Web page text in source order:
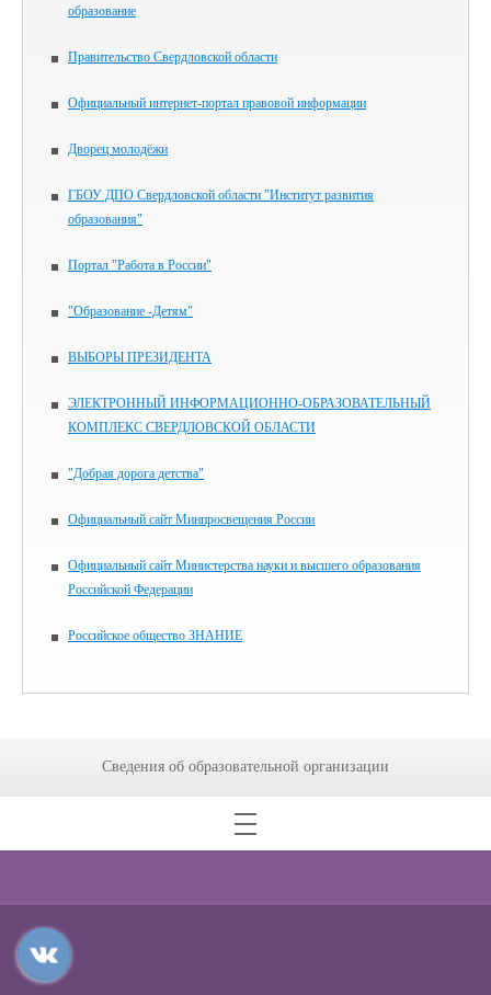
образование
Правительство Свердловской области
Официальный интернет-портал правовой информации
Дворец молодёжи
ГБОУ ДПО Свердловской области "Институт развития
образования"
Портал "Работа в России"
"Образование -Детям"
ВЫБОРЫ ПРЕЗИДЕНТА
ЭЛЕКТРОННЫЙ ИНФОРМАЦИОННО-ОБРАЗОВАТЕЛЬНЫЙ
КОМПЛЕКС СВЕРДЛОВСКОЙ ОБЛАСТИ
"Добрая дорога детства"
Официальный сайт Минпросвещения России
Официальный сайт Министерства науки и высшего образования
Российской Федерации
Российское общество ЗНАНИЕ
Сведения об образовательной организации